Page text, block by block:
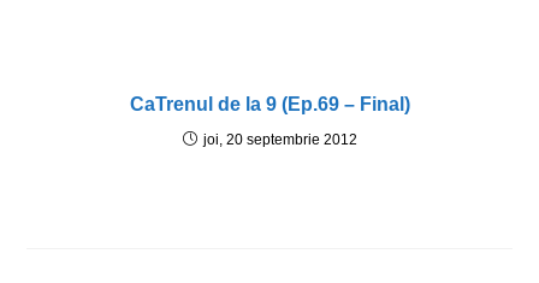
CaTrenul de la 9 (Ep.69 – Final)
joi, 20 septembrie 2012